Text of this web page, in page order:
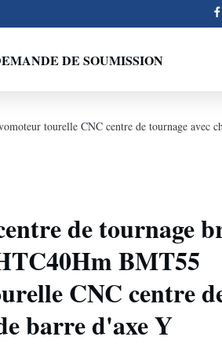
DE SOUMISSION
tourelle CNC centre de tournage avec
de tournage
BMT55
CNC centre
barre d'axe Y